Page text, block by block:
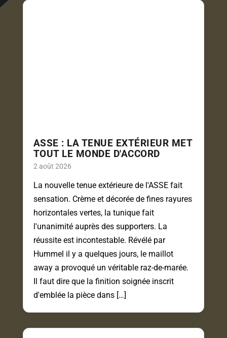
ASSE : LA TENUE EXTÉRIEUR MET
TOUT LE MONDE D'ACCORD
2 août 2026
La nouvelle tenue extérieure de l'ASSE fait
sensation. Crème et décorée de fines rayures
horizontales vertes, la tunique fait
l'unanimité auprès des supporters. La
réussite est incontestable. Révélé par
Hummel il y a quelques jours, le maillot
away a provoqué un véritable raz-de-marée.
Il faut dire que la finition soignée inscrit
d'emblée la pièce dans […]